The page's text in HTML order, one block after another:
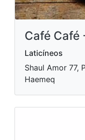
Café Café
Laticíneos
Shaul Amor 77,
Haemeq